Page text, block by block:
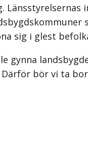
sig i glest
gynna
Därför bör vi ta